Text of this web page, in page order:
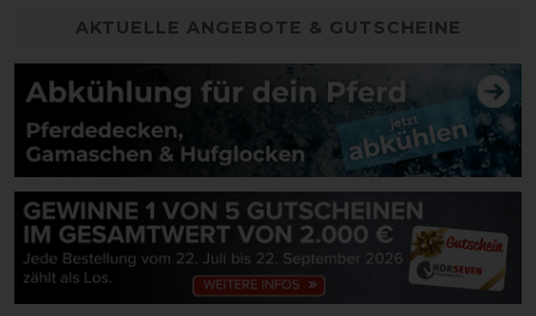
AKTUELLE ANGEBOTE & GUTSCHEINE